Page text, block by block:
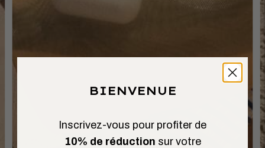
BIENVENUE
Inscrivez-vous pour profiter de
10% de réduction sur votre